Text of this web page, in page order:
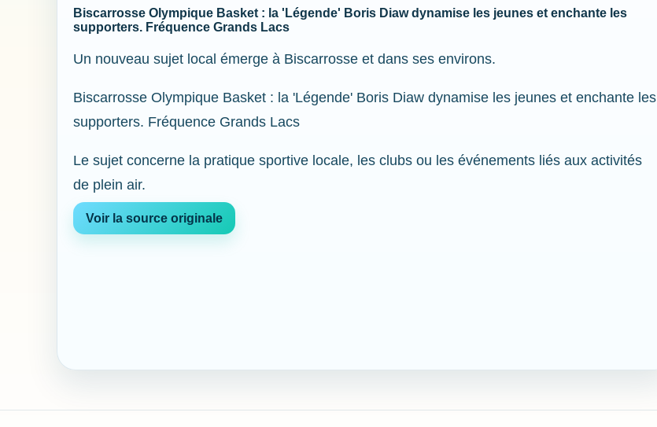
Biscarrosse Olympique Basket : la 'Légende' Boris Diaw dynamise les jeunes et enchante les
supporters. Fréquence Grands Lacs
Un nouveau sujet local émerge à Biscarrosse et dans ses environs.
Biscarrosse Olympique Basket : la 'Légende' Boris Diaw dynamise les jeunes et enchante les
supporters. Fréquence Grands Lacs
Le sujet concerne la pratique sportive locale, les clubs ou les événements liés aux activités
de plein air.
Voir la source originale